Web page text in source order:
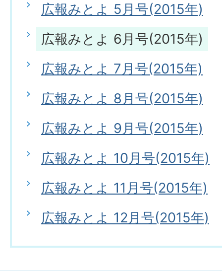
広報みとよ 5月号(2015年)
広報みとよ 6月号(2015年)
広報みとよ 7月号(2015年)
広報みとよ 8月号(2015年)
広報みとよ 9月号(2015年)
広報みとよ 10月号(2015年)
広報みとよ 11月号(2015年)
広報みとよ 12月号(2015年)